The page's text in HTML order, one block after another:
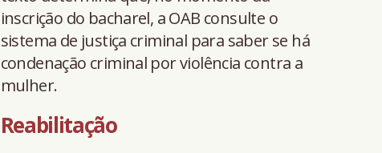
inscrição do bacharel, a OAB consulte o
sistema de justiça criminal para saber se há
condenação criminal por violência contra a
mulher.
Reabilitação